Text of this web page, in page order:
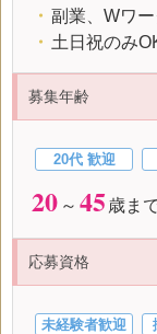
・ 副業、Wワ
・ 土日祝のみ
募集年齢
20代 歓迎
20 ～ 45 歳ま
応募資格
未経験者歓迎